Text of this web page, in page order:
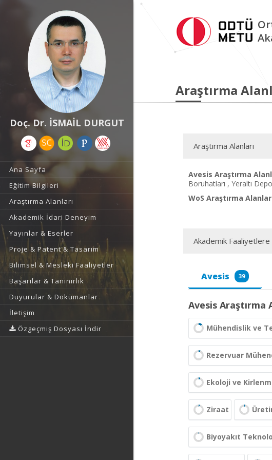
Doç. Dr. İSMAİL DURGUT
Ana Sayfa
Eğitim Bilgileri
Araştırma Alanları
Akademik İdari Deneyim
Yayınlar & Eserler
Proje & Patent & Tasarım
Bilimsel & Mesleki Faaliyetler
Başarılar & Tanınırlık
Duyurular & Dokümanlar
İletişim
Özgeçmiş Dosyası İndir
Araştırma
Araştırma Alanları
Avesis Araştırma
Boruhatları , Yeraltı
WoS Araştırma
Akademik Faaliyetlere
Avesis 39
Avesis Araştırma
Mühendislik ve
Rezervuar
Ekoloji ve
Ziraat
Biyoyakıt